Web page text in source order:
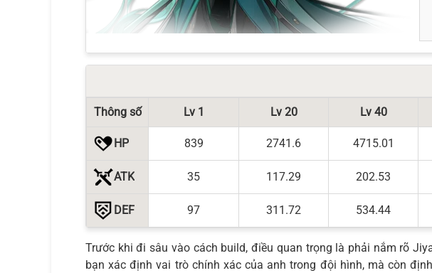
Thông số Lv 1 Lv 20 Lv 40
HP 839 2741.6 4715.01
ATK 35 117.29 202.53
DEF 97 311.72 534.44
Trước khi đi sâu vào cách build, điều quan trọng là phải nắm rõ
bạn xác định vai trò chính xác của anh trong đội hình, mà còn